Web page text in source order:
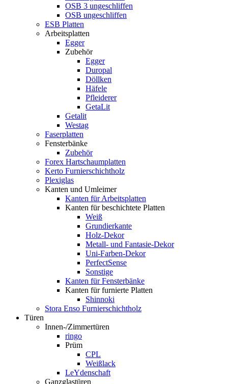
OSB 3 ungeschliffen
OSB ungeschliffen
ESB Platten
Arbeitsplatten
Egger
Zubehör
Egger
Duropal
Döllken
Häfele
Pfleiderer
GetaLit
Getalit
Westag
Faserplatten
Fensterbänke
Zubehör
Forex Hartschaumplatten
Kerto Furnierschichtholz
Plexiglas
Kanten und Umleimer
Kanten für Arbeitsplatten
Kanten für beschichtete Platten
Weiß
Grundierkante
Holz-Dekor
Metall- und Fantasie-Dekor
Uni-Farben-Dekor
PerfectSense
Sonstige
Kanten für Fensterbänke
Kanten für furnierte Platten
Shinnoki
Stora Enso Furnierschichtholz
Türen
Innen-/Zimmertüren
ringo
Prüm
CPL
Weißlack
LeYdenschaft
Ganzglastüren